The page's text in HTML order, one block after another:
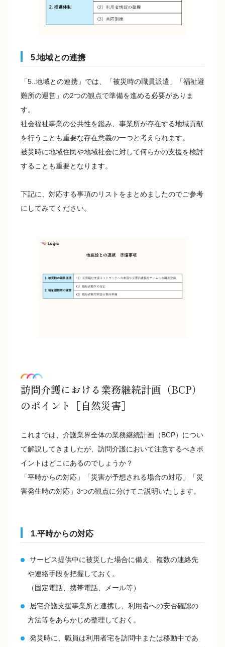
5.地域との連携
「5..地域との連携」では、「被災時の職員派遣」「福祉避
難所の運営」の2つの観点で準備を進める必要がありま
す。
社会福祉事業の公共性を鑑み、事業所が存在する地域貢献
を行うことも重要な存在意義の一つと考えられます。
被災時に地域住民や地域社会に対して何らかの支援を検討
することも重要となります。
下記に、対応する事項のリストをまとめましたのでご参考
にしてみてください。
訪問介護における業務継続計画（BCP）
のポイント［自然災害］
これまでは、介護業界全体の業務継続計画（BCP）につい
て解説してきましたが、訪問介護において注意するべきポ
イントはどこにあるのでしょうか？
「平時からの対応」「災害が予想される場合の対応」「災
害発生時の対応」3つの観点に分けてご説明いたします。
1.平時からの対応
サービス提供中に被災した場合に備え、複数の連絡先
や連絡手段を把握しておく。
（固定電話、携帯電話、メール等）
居宅介護支援事業所と連携し、利用者への安否確認の
方法等をあらかじめ整理しておく。
発災時に、職員は利用者宅を訪問中または移動中であ